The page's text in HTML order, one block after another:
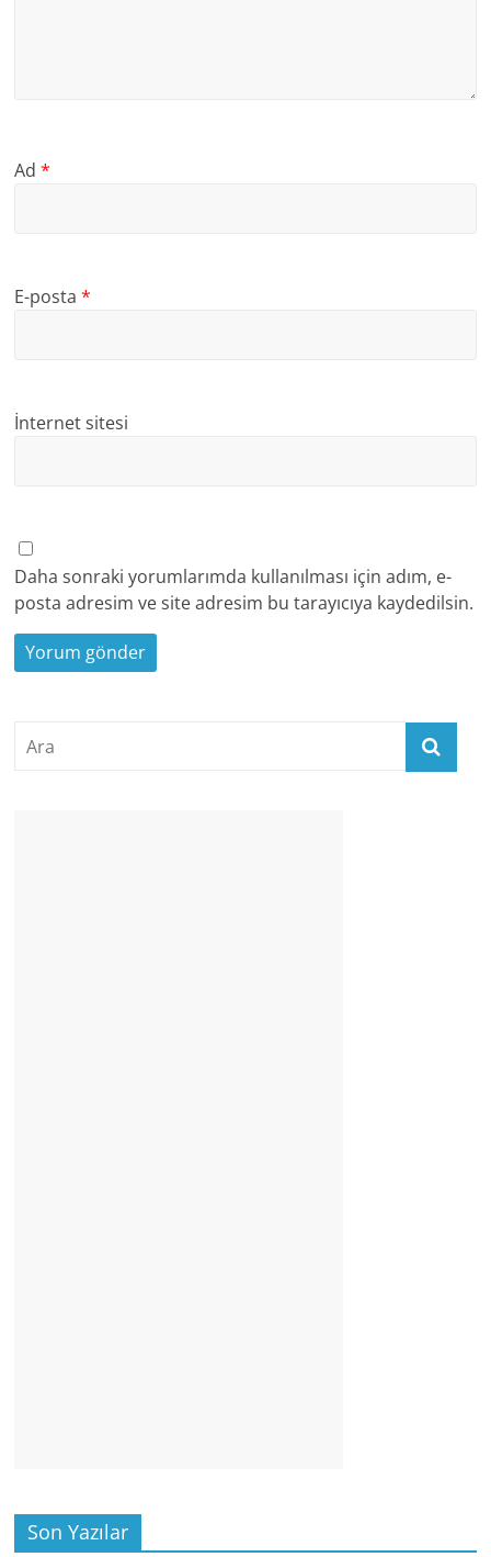
Ad*
E-posta*
İnternet sitesi
Daha sonraki yorumlarımda kullanılması için adım, e-
posta adresim ve site adresim bu tarayıcıya kaydedilsin.
Son Yazılar